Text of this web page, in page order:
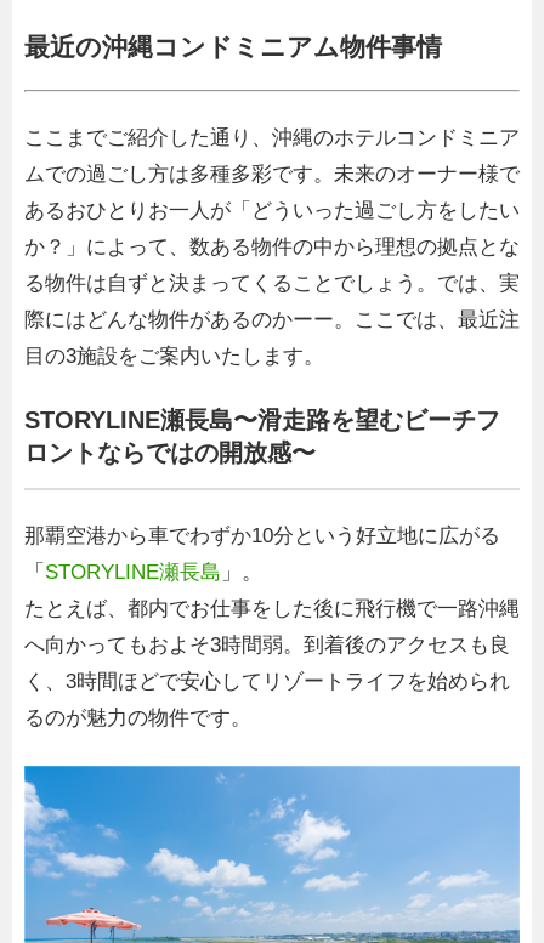
最近の沖縄コンドミニアム物件事情
ここまでご紹介した通り、沖縄のホテルコンドミニア
ムでの過ごし方は多種多彩です。未来のオーナー様で
あるおひとりお一人が「どういった過ごし方をしたい
か？」によって、数ある物件の中から理想の拠点とな
る物件は自ずと決まってくることでしょう。では、実
際にはどんな物件があるのかーー。ここでは、最近注
目の3施設をご案内いたします。
STORYLINE瀬長島〜滑走路を望むビーチフ
ロントならではの開放感〜
那覇空港から車でわずか10分という好立地に広がる
「 STORYLINE瀬長島 」。
たとえば、都内でお仕事をした後に飛行機で一路沖縄
へ向かってもおよそ3時間弱。到着後のアクセスも良
く、3時間ほどで安心してリゾートライフを始められ
るのが魅力の物件です。